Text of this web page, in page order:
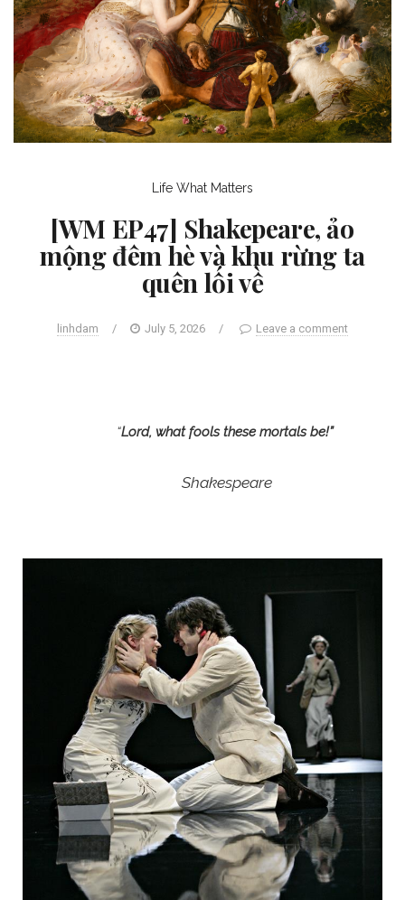
Life What Matters
[WM EP47] Shakepeare, ảo
mộng đêm hè và khu rừng ta
quên lối về
linhdam / July 5, 2026 / Leave a comment
“Lord, what fools these mortals be!”
Shakespeare